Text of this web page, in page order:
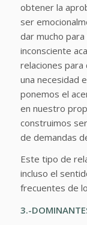
obtener la
ser
dar mucho
inconsciente
relaciones para
una necesidad
ponemos el
en nuestro
construimos
de demandas
Este tipo de
incluso el
frecuentes de
3.-